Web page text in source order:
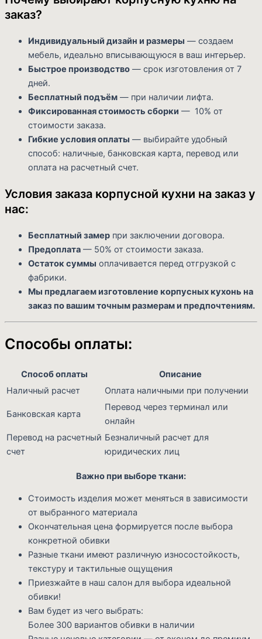
заказ?
Индивидуальный дизайн и размеры — создаем
мебель, идеально вписывающуюся в ваш интерьер.
Быстрое производство — срок изготовления от 7
дней.
Бесплатный подъём — при наличии лифта.
Фиксированная стоимость сборки — 10% от
стоимости заказа.
Гибкие условия оплаты — выбирайте удобный
способ: наличные, банковская карта, перевод или
оплата на расчетный счет.
Условия заказа корпусной кухни на заказ у
нас:
Бесплатный замер при заключении договора.
Предоплата — 50% от стоимости заказа.
Остаток суммы оплачивается перед отгрузкой с
фабрики.
Мы предлагаем изготовление корпусных кухонь на
заказ по вашим точным размерам и предпочтениям.
Способы оплаты:
Способ оплаты
Описание
Наличный расчет
Оплата наличными при получении
Банковская карта
Перевод через терминал или
онлайн
Перевод на расчетный
счет
Безналичный расчет для
юридических лиц
Важно при выборе ткани:
Стоимость изделия может меняться в зависимости
от выбранного материала
Окончательная цена формируется после выбора
конкретной обивки
Разные ткани имеют различную износостойкость,
текстуру и тактильные ощущения
Приезжайте в наш салон для выбора идеальной
обивки!
Вам будет из чего выбрать:
Более 300 вариантов обивки в наличии